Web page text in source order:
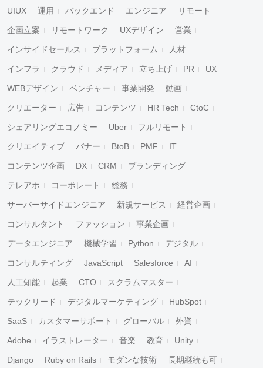
UIUX 運用 バックエンド エンジニア リモート
企画立案 リモートワーク UXデザイン 営業
インサイドセールス プラットフォーム 人材
インフラ クラウド メディア 立ち上げ PR UX
WEBデザイン ベンチャー 事業開発 動画
クリエーター 広告 コンテンツ HR Tech CtoC
シェアリングエコノミー Uber フルリモート
クリエイティブ バナー BtoB PMF IT
コンテンツ企画 DX CRM ブランディング
テレアポ コーポレート 総務
サーバーサイドエンジニア 新規サービス 経営企画
コンサルタント ファッション 事業企画
データエンジニア 機械学習 Python デジタル
コンサルティング JavaScript Salesforce AI
人工知能 起業 CTO スクラムマスター
テックリード デジタルマーケティング HubSpot
SaaS カスタマーサポート グローバル 外資
Adobe イラストレーター 音楽 教育 Unity
Django Ruby on Rails モダンな技術 長期継続も可